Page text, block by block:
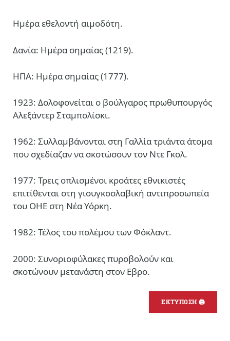
Ημέρα εθελοντή αιμοδότη.
Δανία: Ημέρα σημαίας (1219).
ΗΠΑ: Ημέρα σημαίας (1777).
1923: Δολοφονείται ο βούλγαρος πρωθυπουργός
Αλεξάντερ Σταμπολίσκι.
1962: Συλλαμβάνονται στη Γαλλία τριάντα άτομα
που σχεδίαζαν να σκοτώσουν τον Ντε Γκολ.
1977: Τρεις οπλισμένοι κροάτες εθνικιστές
επιτίθενται στη γιουγκοσλαβική αντιπροσωπεία
του ΟΗΕ στη Νέα Υόρκη.
1982: Τέλος του πολέμου των Φόκλαντ.
2000: Συνοριοφύλακες πυροβολούν και
σκοτώνουν μετανάστη στον Εβρο.
ΕΚΤΥΠΩΣΗ 🖨